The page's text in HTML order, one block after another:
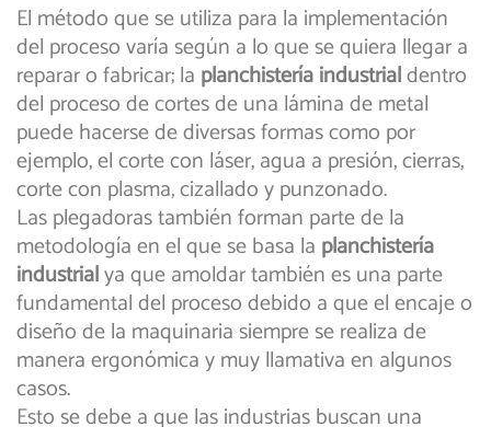
El método que se utiliza para la implementación
del proceso varía según a lo que se quiera llegar a
reparar o fabricar; la planchistería industrialdentro
del proceso de cortes de una lámina de metal
puede hacerse de diversas formas como por
ejemplo, el corte con láser, agua a presión, cierras,
corte con plasma, cizallado y punzonado.
Las plegadoras también forman parte de la
metodología en el que se basa la planchistería
industrialya que amoldar también es una parte
fundamental del proceso debido a que el encaje o
diseño de la maquinaria siempre se realiza de
manera ergonómica y muy llamativa en algunos
casos.
Esto se debe a que las industrias buscan una